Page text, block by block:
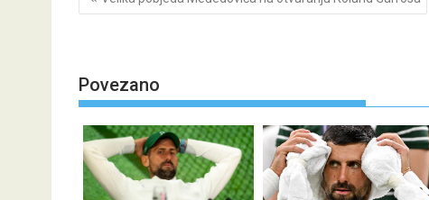
navigation
Povezano